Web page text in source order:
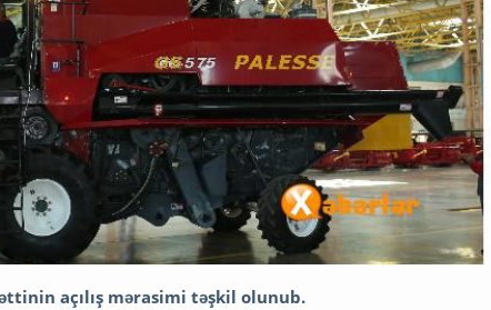
açılış mərasimi təşkil olunub.